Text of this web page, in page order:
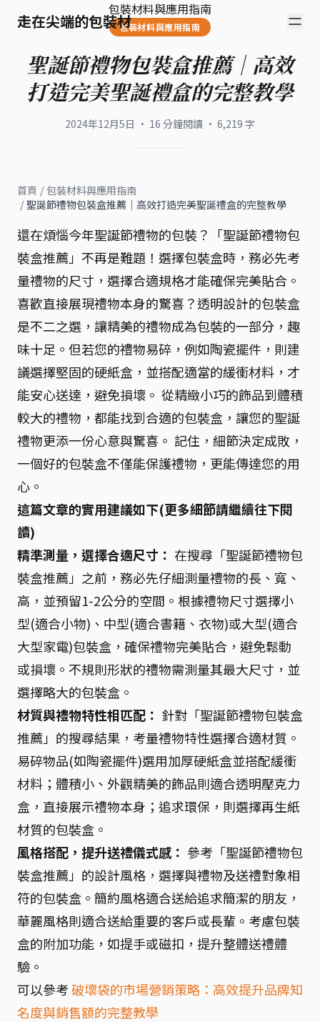
走在尖端的包裝材
包裝材料與應用指南
包裝材料與應用指南
聖誕節禮物包裝盒推薦｜高效
打造完美聖誕禮盒的完整教學
2024年12月5日 · 16 分鐘閱讀 · 6,219 字
首頁 / 包裝材料與應用指南
/ 聖誕節禮物包裝盒推薦｜高效打造完美聖誕禮盒的完整教學
還在煩惱今年聖誕節禮物的包裝？「聖誕節禮物包
裝盒推薦」不再是難題！選擇包裝盒時，務必先考
量禮物的尺寸，選擇合適規格才能確保完美貼合。
喜歡直接展現禮物本身的驚喜？透明設計的包裝盒
是不二之選，讓精美的禮物成為包裝的一部分，趣
味十足。但若您的禮物易碎，例如陶瓷擺件，則建
議選擇堅固的硬紙盒，並搭配適當的緩衝材料，才
能安心送達，避免損壞。 從精緻小巧的飾品到體積
較大的禮物，都能找到合適的包裝盒，讓您的聖誕
禮物更添一份心意與驚喜。 記住，細節決定成敗，
一個好的包裝盒不僅能保護禮物，更能傳達您的用
心。
這篇文章的實用建議如下(更多細節請繼續往下閱
讀)
精準測量，選擇合適尺寸： 在搜尋「聖誕節禮物包
裝盒推薦」之前，務必先仔細測量禮物的長、寬、
高，並預留1-2公分的空間。根據禮物尺寸選擇小
型(適合小物)、中型(適合書籍、衣物)或大型(適合
大型家電)包裝盒，確保禮物完美貼合，避免鬆動
或損壞。不規則形狀的禮物需測量其最大尺寸，並
選擇略大的包裝盒。
材質與禮物特性相匹配： 針對「聖誕節禮物包裝盒
推薦」的搜尋結果，考量禮物特性選擇合適材質。
易碎物品(如陶瓷擺件)選用加厚硬紙盒並搭配緩衝
材料；體積小、外觀精美的飾品則適合透明壓克力
盒，直接展示禮物本身；追求環保，則選擇再生紙
材質的包裝盒。
風格搭配，提升送禮儀式感： 參考「聖誕節禮物包
裝盒推薦」的設計風格，選擇與禮物及送禮對象相
符的包裝盒。簡約風格適合送給追求簡潔的朋友，
華麗風格則適合送給重要的客戶或長輩。考慮包裝
盒的附加功能，如提手或磁扣，提升整體送禮體
驗。
可以參考破壞袋的市場營銷策略：高效提升品牌知
名度與銷售額的完整教學